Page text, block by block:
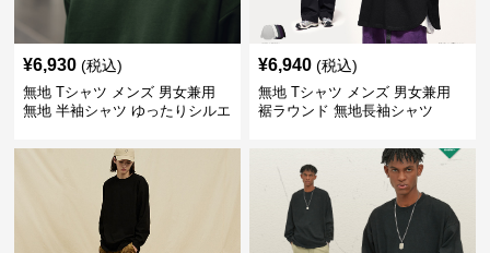
¥6,930 (税込)
無地 Tシャツ メンズ 男女兼用
無地 半袖シャツ ゆったりシルエ
¥6,940 (税込)
無地 Tシャツ メンズ 男女兼用
裾ラウンド 無地長袖シャツ